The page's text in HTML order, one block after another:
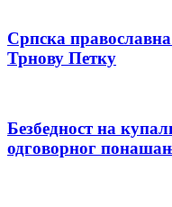
Српска
Трнову Петку
Безбедност на
одговорног